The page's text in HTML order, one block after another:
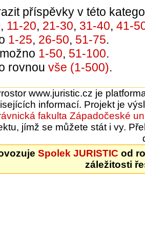
příspěvky v této
, 11-20, 21-30, 31-40, 41-
1-25, 26-50, 51-75.
1-50, 51-100.
rovnou vše (1-500).
www.juristic.cz je
informací. Projekt je
fakulta Západočeské
jímž se můžete stát i vy.
Spolek JURISTIC od
záležitosti